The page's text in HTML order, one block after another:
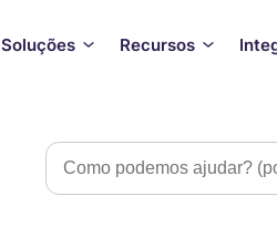
Soluções Recursos
Pesquisar